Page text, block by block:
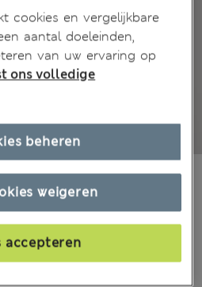
cookies en vergelijkbare
aantal doeleinden,
van uw ervaring op
ons volledige
weigeren
accepteren
beheren